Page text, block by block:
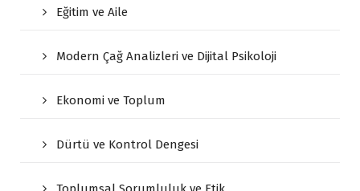
Eğitim ve Aile
Modern Çağ Analizleri ve Dijital Psikoloji
Ekonomi ve Toplum
Dürtü ve Kontrol Dengesi